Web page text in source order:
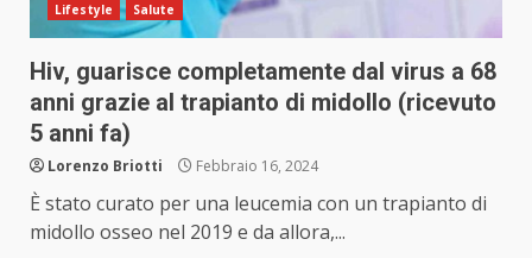
Lifestyle Salute
Hiv, guarisce completamente dal virus a 68
anni grazie al trapianto di midollo (ricevuto
5 anni fa)
Lorenzo Briotti Febbraio 16, 2024
È stato curato per una leucemia con un trapianto di
midollo osseo nel 2019 e da allora,...